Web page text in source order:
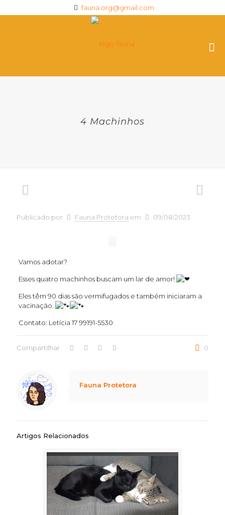
fauna.org@gmail.com
4 Machinhos
Publicado por Fauna Protetora em 09/08/2023
Vamos adotar?
Esses quatro machinhos buscam um lar de amor!
Eles têm 90 dias são vermifugados e também iniciaram a
vacinação.
Contato: Letícia 17 99191-5530
Compartilhar 0
Notice
/home/marcusbarboza/public_html/wp-content/themes/betheme/includes/content-single.php
on line
286
Fauna Protetora
Artigos Relacionados